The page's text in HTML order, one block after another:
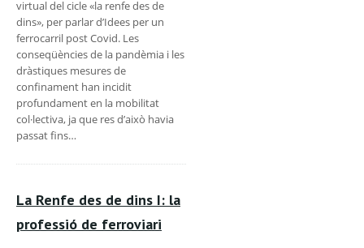
virtual del cicle «la renfe des de
dins», per parlar d’Idees per un
ferrocarril post Covid. Les
conseqüències de la pandèmia i les
dràstiques mesures de
confinament han incidit
profundament en la mobilitat
col·lectiva, ja que res d’això havia
passat fins…
La Renfe des de dins I: la
professió de ferroviari